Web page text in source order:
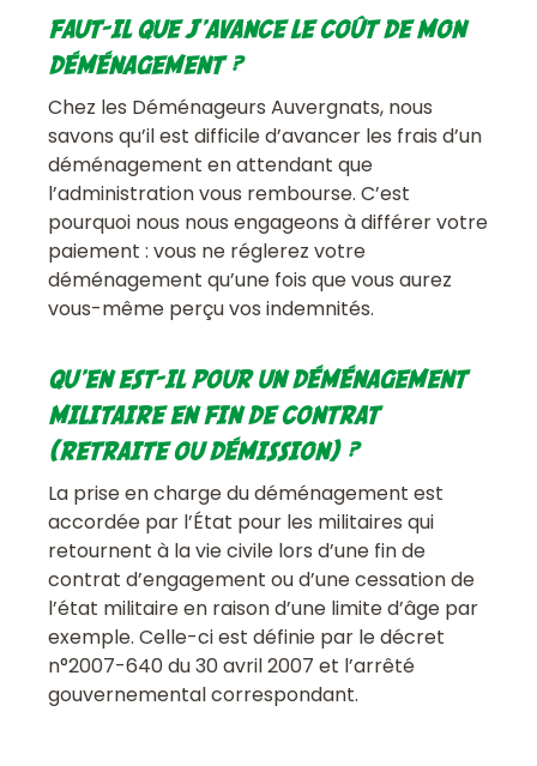
FAUT-IL QUE J’AVANCE LE COÛT DE MON
DÉMÉNAGEMENT ?
Chez les Déménageurs Auvergnats, nous
savons qu’il est difficile d’avancer les frais d’un
déménagement en attendant que
l’administration vous rembourse. C’est
pourquoi nous nous engageons à différer votre
paiement : vous ne réglerez votre
déménagement qu’une fois que vous aurez
vous-même perçu vos indemnités.
QU’EN EST-IL POUR UN DÉMÉNAGEMENT
MILITAIRE EN FIN DE CONTRAT
(RETRAITE OU DÉMISSION) ?
La prise en charge du déménagement est
accordée par l’État pour les militaires qui
retournent à la vie civile lors d’une fin de
contrat d’engagement ou d’une cessation de
l’état militaire en raison d’une limite d’âge par
exemple. Celle-ci est définie par le décret
n°2007-640 du 30 avril 2007 et l’arrêté
gouvernemental correspondant.